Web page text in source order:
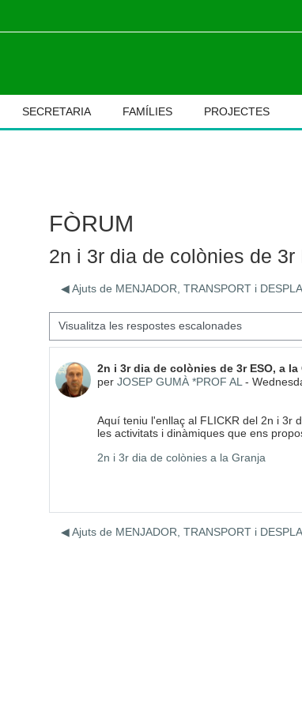
SECRETARIA FAMÍLIES PROJECTES
FÒRUM
2n i 3r dia de colònies de 3r
◀︎ Ajuts de MENJADOR, TRANSPORT i
Mode de visualització
2n i 3r dia de colònies de 3r ESO, a la
per JOSEP GUMÀ *PROF AL -
Nombre de respostes: 0
Aquí teniu l'enllaç al FLICKR del 2n i 3r
les activitats i dinàmiques que ens
2n i 3r dia de colònies a la Granja
◀︎ Ajuts de MENJADOR, TRANSPORT i